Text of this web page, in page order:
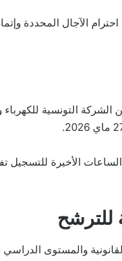
الآجال المحددة
التونسية
الأخيرة
للترشح
والمستوى الدراسي